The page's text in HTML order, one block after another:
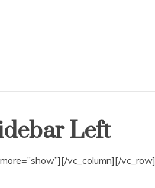
Left
vc_column][/vc_row]